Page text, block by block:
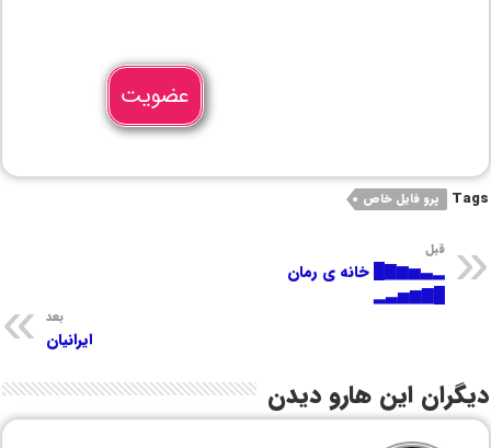
عضویت
Tags پرو فایل خاص
قبل
▂▃▅▆▇█ خانه ی رمان
█▇▆▅▃▂
بعد
ایرانیان
دیگران این هارو دیدن